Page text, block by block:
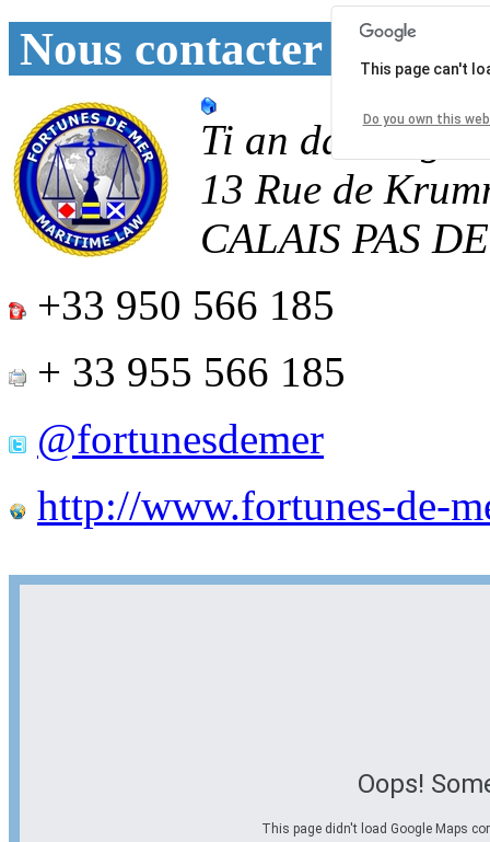
Nous contacter
Ti an
13 Rue de
CALAIS PAS
+33 950 566 185
+ 33 955 566 185
@fortunesdemer
http://www.fortunes-de-
Oops!
This page didn't load Google Maps
This page can't
Do you own this